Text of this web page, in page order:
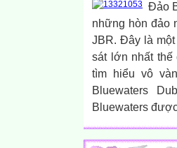
Đảo
những hòn đảo
JBR. Đây là
sát lớn nhất
tìm hiểu vô
Bluewaters
Bluewaters